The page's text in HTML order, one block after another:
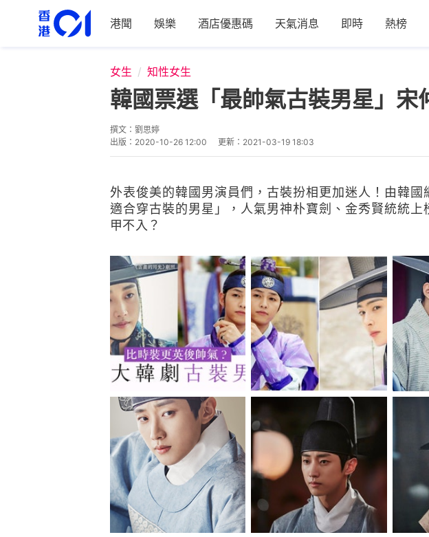
港聞 娛樂 酒店優惠碼 天氣消息 即時 熱榜
女生 知性女生
韓國票選「最帥氣古裝男星」
撰文： 劉思婷
出版： 2020-10-26 12:00 更新： 2021-03-19 18:03
外表俊美的韓國男演員們，古裝扮相更加迷人！由韓國
適合穿古裝的男星」，人氣男神朴寶劍、金秀賢統統上
甲不入？